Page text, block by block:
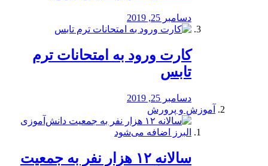
دسامبر 25, 2019
کارت ورود به امتحانات ترم
تابس
دسامبر 25, 2019
آموزش و پرورش
️سالانه ۱۲ هزار نفر به جمعیت